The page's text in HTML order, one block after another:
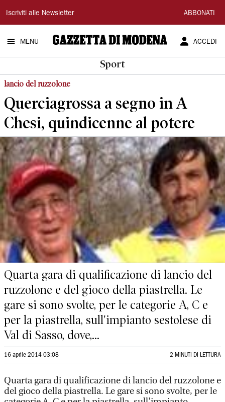
Gazzetta
di
Modena
Iscriviti alle Newsletter ABBONATI
MENU ACCEDI
Sport
lancio del ruzzolone
Querciagrossa a segno in A
Chesi, quindicenne al potere
Quarta gara di qualificazione di lancio del
ruzzolone e del gioco della piastrella. Le
gare si sono svolte, per le categorie A, C e
per la piastrella, sull'impianto sestolese di
Val di Sasso, dove,...
16 aprile 2014 03:08 2 MINUTI DI LETTURA
Quarta gara di qualificazione di lancio del ruzzolone e
del gioco della piastrella. Le gare si sono svolte, per le